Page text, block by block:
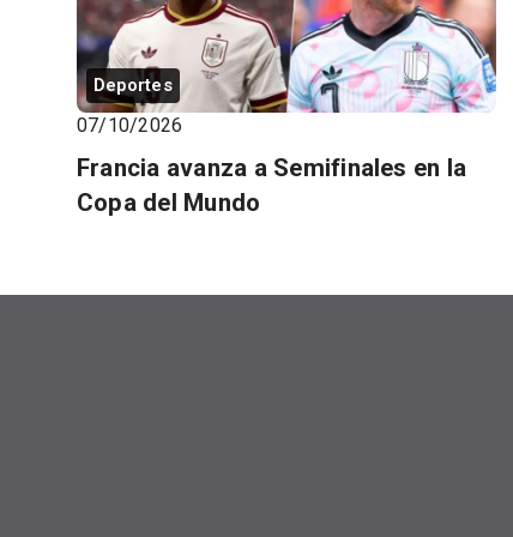
Deportes
07/10/2026
Francia avanza a Semifinales en la
Copa del Mundo